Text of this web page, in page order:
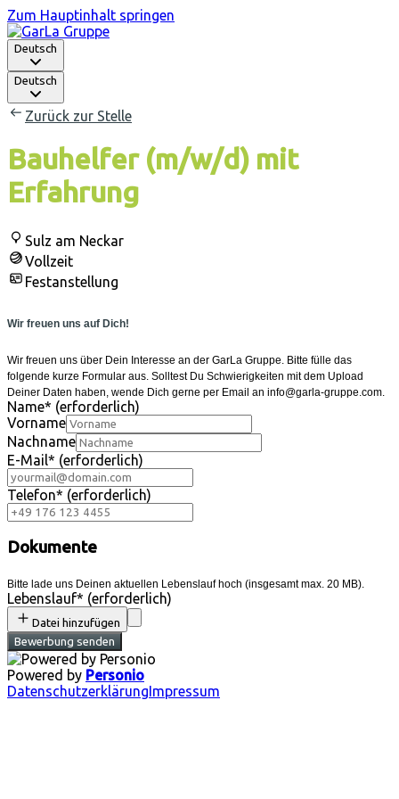
Zum Hauptinhalt springen
Deutsch
Deutsch
Zurück zur Stelle
Bauhelfer (m/w/d) mit
Erfahrung
Sulz am Neckar
Vollzeit
Festanstellung
Wir freuen uns auf Dich!
Wir freuen uns über Dein Interesse an der GarLa Gruppe. Bitte fülle das
folgende kurze Formular aus. Solltest Du Schwierigkeiten mit dem Upload
Deiner Daten haben, wende Dich gerne per Email an info@garla-gruppe.com.
Name* (erforderlich)
Vorname
Nachname
E-Mail* (erforderlich)
Telefon* (erforderlich)
Dokumente
Bitte lade uns Deinen aktuellen Lebenslauf hoch (insgesamt max. 20 MB).
Lebenslauf* (erforderlich)
Datei hinzufügen
Bewerbung senden
Powered by Personio
DatenschutzerklärungImpressum